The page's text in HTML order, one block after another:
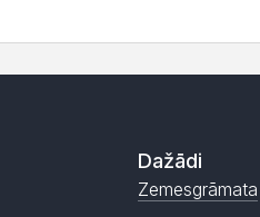
Dažādi
Zemesgrāmata